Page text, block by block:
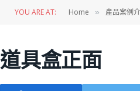
YOU ARE AT: Home » 產品案例
道具盒正面